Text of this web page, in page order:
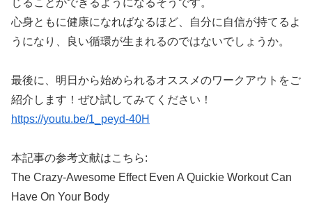
じることができるようになるそうです。
心身ともに健康になればなるほど、自分に自信が持てるよ
うになり、良い循環が生まれるのではないでしょうか。
最後に、明日から始められるオススメのワークアウトをご
紹介します！ぜひ試してみてください！
https://youtu.be/1_peyd-40H
本記事の参考文献はこちら:
The Crazy-Awesome Effect Even A Quickie Workout Can
Have On Your Body